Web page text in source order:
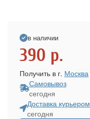
в наличии
390 р.
Получить в г. Москва
Самовывоз
сегодня
Доставка курьером
сегодня